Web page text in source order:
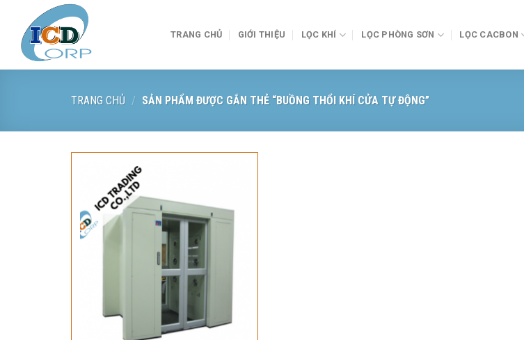
content
TRANG CHỦ GIỚI THIỆU LỌC KHÍ LỌC PHÒNG SƠN LỌC CACBON
TRANG CHỦ / SẢN PHẨM ĐƯỢC GẮN THẺ “BUỒNG THỔI KHÍ CỬA TỰ ĐỘNG”